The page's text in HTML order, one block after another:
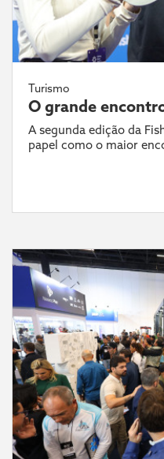
Turismo
O grande
A segunda edição da
papel como o maior